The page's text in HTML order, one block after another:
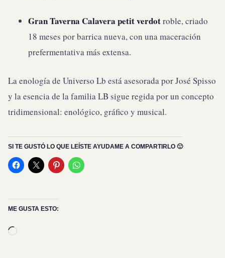
Gran Taverna Calavera petit verdotroble, criado
18 meses por barrica nueva, con una maceración
prefermentativa más extensa.
La enología de Universo Lb está asesorada por José Spisso
y la esencia de la familia LB sigue regida por un concepto
tridimensional: enológico, gráfico y musical.
SI TE GUSTÓ LO QUE LEÍSTE AYUDAME A COMPARTIRLO 🙂
ME GUSTA ESTO: